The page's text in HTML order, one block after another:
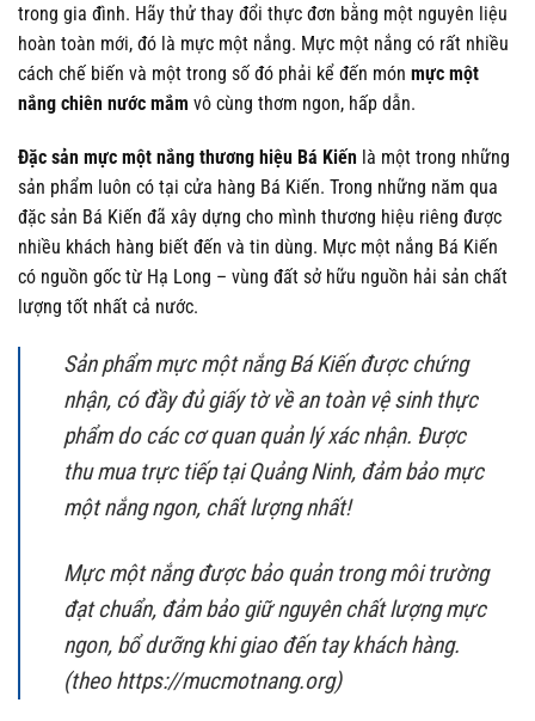
trong gia đình. Hãy thử thay đổi thực đơn bằng một nguyên liệu
hoàn toàn mới, đó là mực một nắng. Mực một nắng có rất nhiều
cách chế biến và một trong số đó phải kể đến món mực một
nắng chiên nước mắm vô cùng thơm ngon, hấp dẫn.
Đặc sản mực một nắng thương hiệu Bá Kiến là một trong những
sản phẩm luôn có tại cửa hàng Bá Kiến. Trong những năm qua
đặc sản Bá Kiến đã xây dựng cho mình thương hiệu riêng được
nhiều khách hàng biết đến và tin dùng. Mực một nắng Bá Kiến
có nguồn gốc từ Hạ Long – vùng đất sở hữu nguồn hải sản chất
lượng tốt nhất cả nước.
Sản phẩm mực một nắng Bá Kiến được chứng
nhận, có đầy đủ giấy tờ về an toàn vệ sinh thực
phẩm do các cơ quan quản lý xác nhận. Được
thu mua trực tiếp tại Quảng Ninh, đảm bảo mực
một nắng ngon, chất lượng nhất!
Mực một nắng được bảo quản trong môi trường
đạt chuẩn, đảm bảo giữ nguyên chất lượng mực
ngon, bổ dưỡng khi giao đến tay khách hàng.
(theo https://mucmotnang.org)